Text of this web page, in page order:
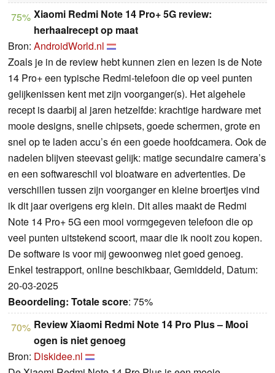
75% Xiaomi Redmi Note 14 Pro+ 5G review:
herhaalrecept op maat
Bron: AndroidWorld.nl
Zoals je in de review hebt kunnen zien en lezen is de Note
14 Pro+ een typische Redmi-telefoon die op veel punten
gelijkenissen kent met zijn voorganger(s). Het algehele
recept is daarbij al jaren hetzelfde: krachtige hardware met
mooie designs, snelle chipsets, goede schermen, grote en
snel op te laden accu’s én een goede hoofdcamera. Ook de
nadelen blijven steevast gelijk: matige secundaire camera’s
en een softwareschil vol bloatware en advertenties. De
verschillen tussen zijn voorganger en kleine broertjes vind
ik dit jaar overigens erg klein. Dit alles maakt de Redmi
Note 14 Pro+ 5G een mooi vormgegeven telefoon die op
veel punten uitstekend scoort, maar die ik nooit zou kopen.
De software is voor mij gewoonweg niet goed genoeg.
Enkel testrapport, online beschikbaar, Gemiddeld, Datum:
20-03-2025
Beoordeling: Totale score: 75%
70% Review Xiaomi Redmi Note 14 Pro Plus – Mooi
ogen is niet genoeg
Bron: Diskidee.nl